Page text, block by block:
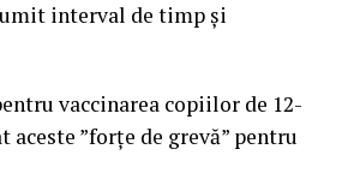
interval de timp și
vaccinarea copiilor de 12-
”forțe de grevă” pentru